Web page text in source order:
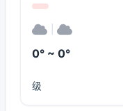
0° ~ 0°
级